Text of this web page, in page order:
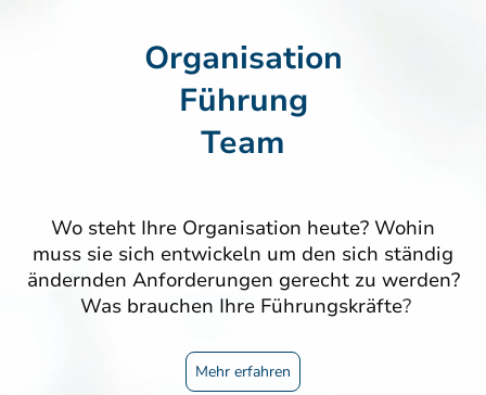
Organisation
Führung
Team
Wo steht Ihre Organisation heute? Wohin
muss sie sich entwickeln um den sich ständig
ändernden Anforderungen gerecht zu werden?
Was brauchen Ihre Führungskräfte?
Mehr erfahren